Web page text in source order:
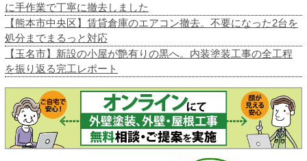
に手作業で丁寧に撤去しました
【熊本市中央区】賃貸倉庫のエアコン撤去。不要になった2台を
処分までまるっと対応
【玉名市】新設の小屋が艶有りの黒へ。内装塗装工事の全工程
を振り返る完工レポート